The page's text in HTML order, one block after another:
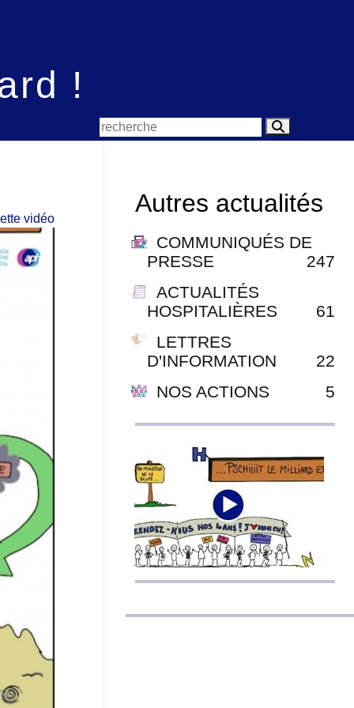
!
vidéo
Autres actualités
COMMUNIQUÉS DE
PRESSE
247
ACTUALITÉS
HOSPITALIÈRES
61
LETTRES
D'INFORMATION
22
NOS ACTIONS
5